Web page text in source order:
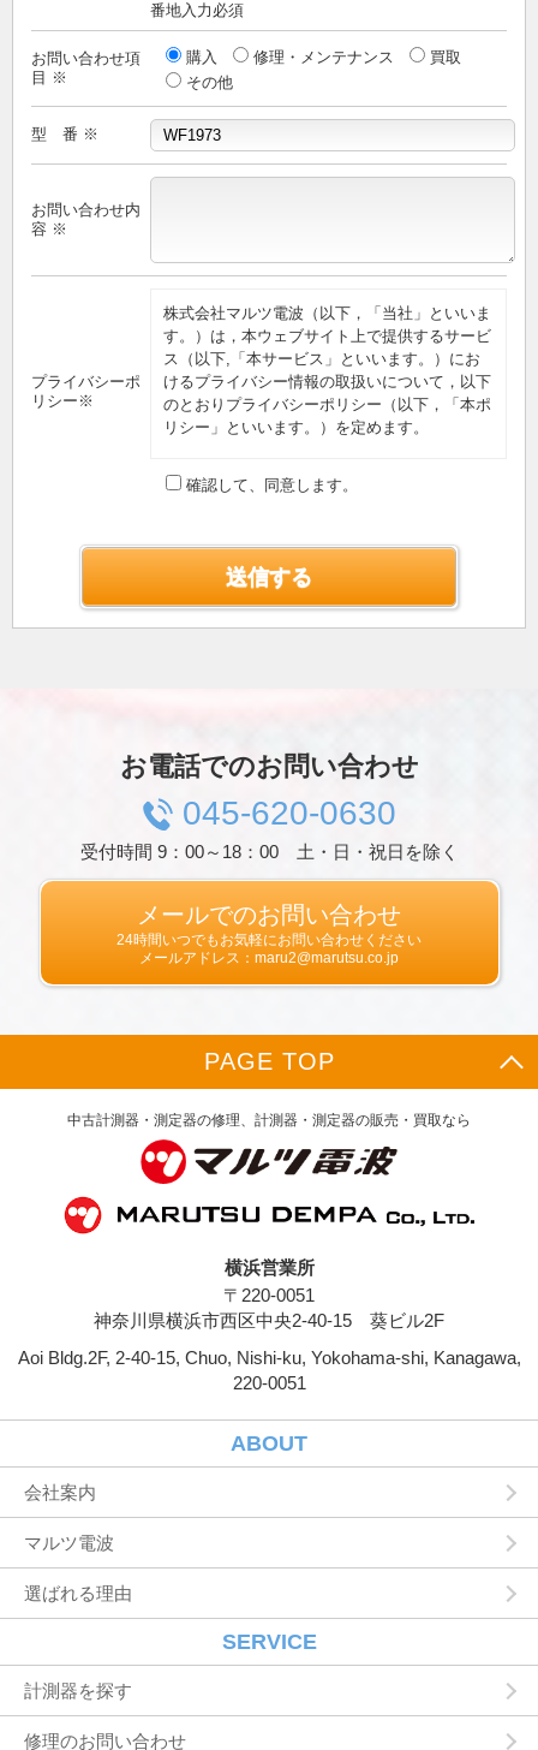
番地入力必須
お問い合わせ項
目 ※
購入 修理・メンテナンス
買取
その他
型 番 ※
お問い合わせ内
容 ※
プライバシーポ
リシー※
株式会社マルツ電波（以下，「当社」といいま
す。）は，本ウェブサイト上で提供するサービ
ス（以下,「本サービス」といいます。）にお
けるプライバシー情報の取扱いについて，以下
のとおりプライバシーポリシー（以下，「本ポ
リシー」といいます。）を定めます。
第1条（プライバシー情報）
プライバシー情報のうち「個人情報」とは，個
し，生存する個人に関する情報であって，当該
情報に含まれる氏名，生年月日，住所，電話番
号，連絡先その他の記述等により特定の個人を
識別できる情報を指します。
プライバシー情報のうち「履歴情報および特性
郵便番号や性別，職業，年齢，ユーザーのIPア
識別情報などを指します。
第２条（プライバシー情報の収集方法）
当社は，ユーザーが利用登録をする際に氏名，
生年月日，住所，電話番号，メールアドレス，
銀行口座番号，クレジットカード番号，運転免
許証番号などの個人情報をお尋ねすることがあ
下，｢提携先｣といいます。）などから収集する
ことがあります。
当社は，ユーザーについて，利用したサービス
やソフトウエア，購入した商品，閲覧したペー
ジや広告の履歴，検索した検索キーワード，利
用日時，利用方法，利用環境（携帯端末を通じ
てご利用の場合の当該端末の通信状態，利用に
際しての各種設定情報なども含みます），IPア
識別情報などの履歴情報および特性情報を，ユ
ーザーが当社や提携先のサービスを利用しまた
はページを閲覧する際に収集します。
第３条（個人情報を収集・利用する目的）
当社が個人情報を収集・利用する目的は，以下
ユーザーに自分の登録情報の閲覧や修正，利用
状況の閲覧を行っていただくために，氏名，住
の代金などに関する情報を表示する目的
アドレスを利用する場合やユーザーに商品を送
名や住所などの連絡先情報を利用する目的
ユーザーの本人確認を行うために，氏名，生年
月日，住所，電話番号，銀行口座番号，クレジ
確認して、同意します。
お電話でのお問い合わせ
045-620-0630
受付時間 9：00～18：00 土・日・祝日を除く
メールでのお問い合わせ
24時間いつでもお気軽にお問い合わせください
メールアドレス：maru2@marutsu.co.jp
PAGE TOP
中古計測器・測定器の修理、計測器・測定器の販売・買取なら
横浜営業所
〒220-0051
神奈川県横浜市西区中央2-40-15 葵ビル2F
Aoi Bldg.2F, 2-40-15, Chuo, Nishi-ku, Yokohama-shi, Kanagawa,
220-0051
ABOUT
会社案内
マルツ電波
選ばれる理由
SERVICE
計測器を探す
修理のお問い合わせ